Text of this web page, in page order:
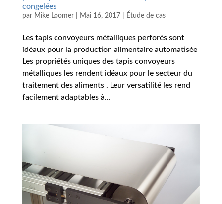
congelées
par Mike Loomer| Mai 16, 2017 Étude de cas
Les tapis convoyeurs métalliques perforés sont
idéaux pour la production alimentaire automatisée
Les propriétés uniques des tapis convoyeurs
métalliques les rendent idéaux pour le secteur du
traitement des aliments . Leur versatilité les rend
facilement adaptables à...